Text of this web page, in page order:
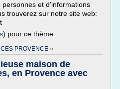
et d'informations
trouverez sur notre site web:
) pour ce thème
PROVENCE »
maison de
en Provence avec